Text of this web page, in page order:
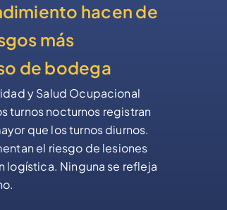
hacen de
más
de bodega
y Salud Ocupacional
turnos nocturnos registran
que los turnos diurnos.
el riesgo de lesiones
logística. Ninguna se refleja